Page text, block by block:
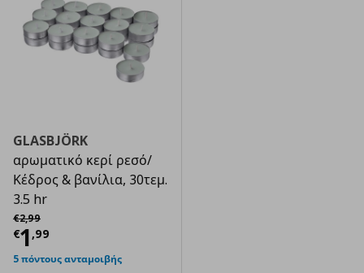
GLASBJÖRK
αρωματικό κερί ρεσό/
Κέδρος & βανίλια, 30τεμ.
3.5 hr
€2,99
Αρχική τιμή
€1 ,99
Τρέχουσα τιμή
5 πόντους ανταμοιβής